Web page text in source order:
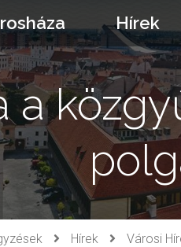
Hírek
a
Hírek Városi